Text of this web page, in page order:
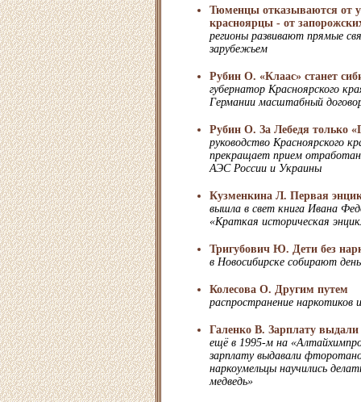
Тюменцы отказываются от
красноярцы - от
регионы развивают прямые
зарубежьем
Рубин О. «Клаас» станет
губернатор Красноярского
Германии масштабный
Рубин О. За Лебедя только
руководство Красноярского
прекращает прием
АЭС России и Украины
Кузменкина Л. Первая
вышла в свет книга Ивана
«Краткая историческая
Тригубович Ю. Дети без
в Новосибирске собирают
Колесова О. Другим путем
распространение
Галенко В. Зарплату
ещё в 1995-м на
зарплату выдавали
наркоумельцы научились
медведь»